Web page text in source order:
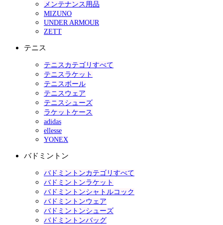
メンテナンス用品
MIZUNO
UNDER ARMOUR
ZETT
テニス
テニスカテゴリすべて
テニスラケット
テニスボール
テニスウェア
テニスシューズ
ラケットケース
adidas
ellesse
YONEX
バドミントン
バドミントンカテゴリすべて
バドミントンラケット
バドミントンシャトルコック
バドミントンウェア
バドミントンシューズ
バドミントンバッグ